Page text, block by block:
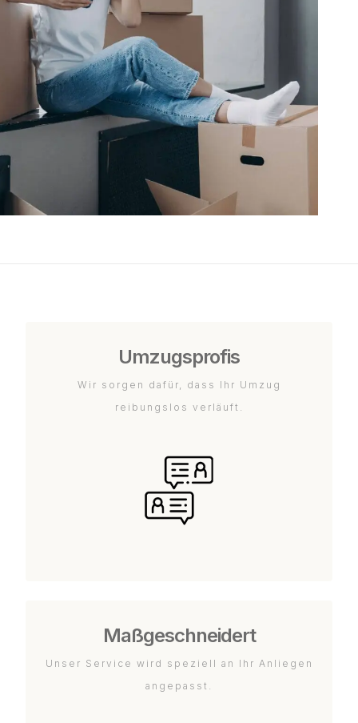
Umzugsprofis
Wir sorgen dafür, dass Ihr Umzug
reibungslos verläuft.
Maßgeschneidert
Unser Service wird speziell an Ihr Anliegen
angepasst.